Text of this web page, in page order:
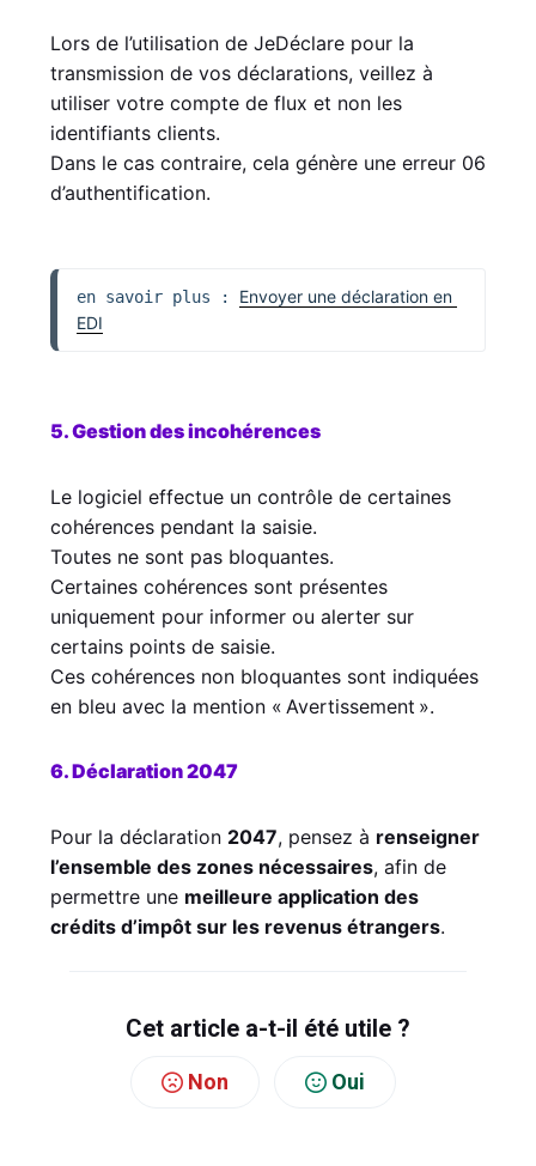
Lors de l’utilisation de JeDéclare pour la
transmission de vos déclarations, veillez à
utiliser votre compte de flux et non les
identifiants clients.
Dans le cas contraire, cela génère une erreur 06
d’authentification.
en savoir plus : Envoyer une déclaration en
EDI
5. Gestion des incohérences
Le logiciel effectue un contrôle de certaines
cohérences pendant la saisie.
Toutes ne sont pas bloquantes.
Certaines cohérences sont présentes
uniquement pour informer ou alerter sur
certains points de saisie.
Ces cohérences non bloquantes sont indiquées
en bleu avec la mention « Avertissement ».
6. Déclaration 2047
Pour la déclaration 2047, pensez à renseigner
l’ensemble des zones nécessaires, afin de
permettre une meilleure application des
crédits d’impôt sur les revenus étrangers.
Cet article a-t-il été utile ?
Non Oui